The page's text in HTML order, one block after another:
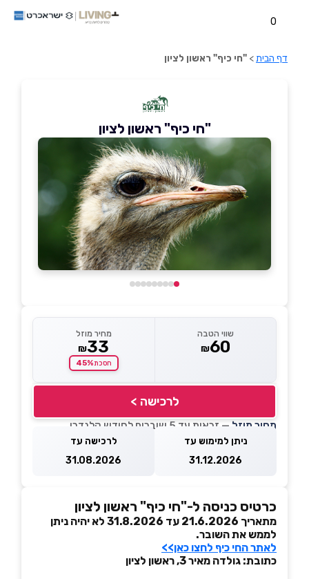
0
דף הבית> "חי כיף" ראשון לציון
"חי כיף" ראשון לציון
שווי הטבה
₪60
מחיר מוזל
₪33
חסכת45%
לרכישה >
מחיר מוזל — זכאות עד 5 שוברים לחודש קלנדרי
ניתן למימוש עד
31.12.2026
לרכישה עד
31.08.2026
כרטיס כניסה ל-"חי כיף" ראשון לציון
מתאריך 21.6.2026 עד 31.8.2026 לא יהיה ניתן
לממש את השובר.
לאתר החי כיף לחצו כאן>>
כתובת: גולדה מאיר 3, ראשון לציון